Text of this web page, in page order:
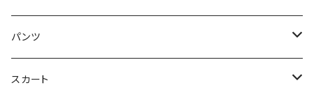
タンクトップ/キャミソール
シャツ/ブラウス
ミニ/ショート
ミディアム/ミモレ
パンツ
ショート丈
スカート